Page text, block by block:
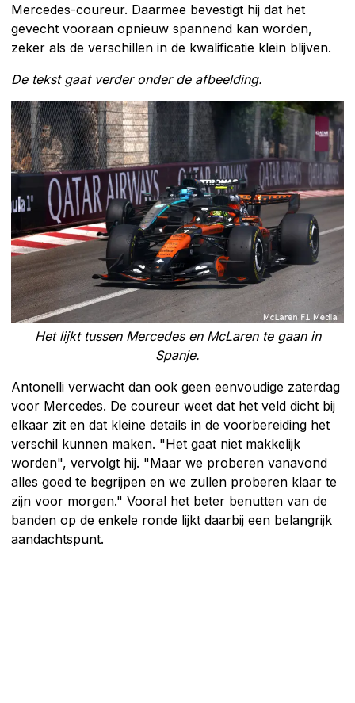
Mercedes-coureur. Daarmee bevestigt hij dat het
gevecht vooraan opnieuw spannend kan worden,
zeker als de verschillen in de kwalificatie klein blijven.
De tekst gaat verder onder de afbeelding.
Het lijkt tussen Mercedes en McLaren te gaan in
Spanje.
Antonelli verwacht dan ook geen eenvoudige zaterdag
voor Mercedes. De coureur weet dat het veld dicht bij
elkaar zit en dat kleine details in de voorbereiding het
verschil kunnen maken. "Het gaat niet makkelijk
worden", vervolgt hij. "Maar we proberen vanavond
alles goed te begrijpen en we zullen proberen klaar te
zijn voor morgen." Vooral het beter benutten van de
banden op de enkele ronde lijkt daarbij een belangrijk
aandachtspunt.